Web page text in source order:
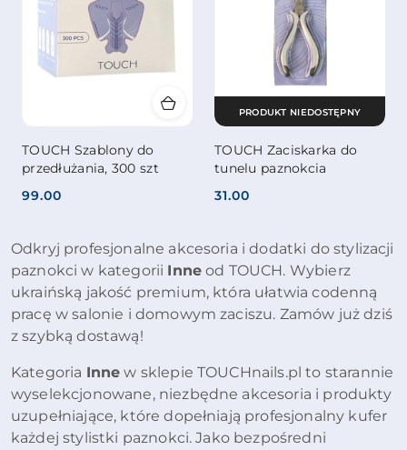
TOUCH Szablony do
przedłużania, 300 szt
Cena:
99.00
TOUCH Zaciskarka do
tunelu paznokcia
Cena:
31.00
PRODUKT NIEDOSTĘPNY
Odkryj profesjonalne akcesoria i dodatki do stylizacji
paznokci w kategorii Inne od TOUCH. Wybierz
ukraińską jakość premium, która ułatwia codenną
pracę w salonie i domowym zaciszu. Zamów już dziś
z szybką dostawą!
Kategoria Inne w sklepie TOUCHnails.pl to starannie
wyselekcjonowane, niezbędne akcesoria i produkty
uzupełniające, które dopełniają profesjonalny kufer
każdej stylistki paznokci. Jako bezpośredni